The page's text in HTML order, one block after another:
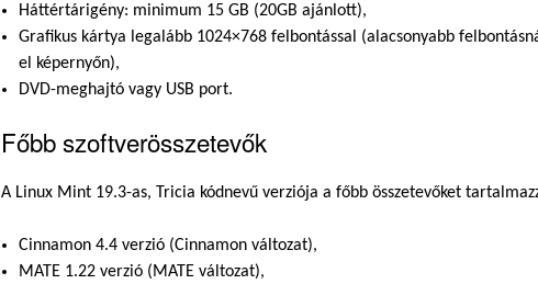
Háttértárigény: minimum 15 GB (20GB ajánlott),
Grafikus kártya legalább 1024×768 felbontással (alacsonyabb
el képernyőn),
DVD-meghajtó vagy USB port.
Főbb szoftverösszetevők
A Linux Mint 19.3-as, Tricia kódnevű verziója a főbb összetevőket
Cinnamon 4.4 verzió (Cinnamon változat),
MATE 1.22 verzió (MATE változat),